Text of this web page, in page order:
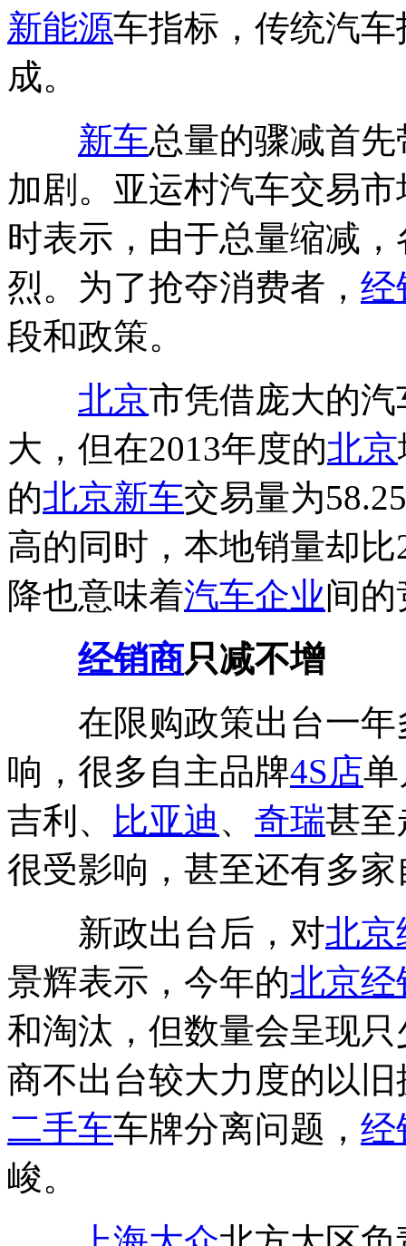
新能源车指标，传统汽
成。
新车总量的骤减首
加剧。亚运村汽车交易
时表示，由于总量缩减，
烈。为了抢夺消费者， 经
段和政策。
北京市凭借庞大的
大，但在2013年度的北京
的北京新车交易量为
高的同时，本地销量却
降也意味着汽车企业间
经销商只减不增
在限购政策出台一年
响，很多自主品牌4S店
吉利、
比亚迪 、 奇瑞甚至
很受影响，甚至还有多
新政出台后，对北京
景辉表示，今年的北京经
和淘汰，但数量会呈现
商不出台较大力度的以
二手车车牌分离问题， 经
峻。